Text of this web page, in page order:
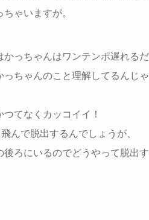
ゃいますが。
っちゃんはワンテンポ遅れる
っちゃんのこと理解してるんじ
てなくカッコイイ！
んで脱出するんでしょうが、
ろにいるのでどうやって脱出す